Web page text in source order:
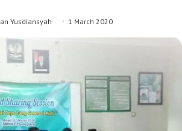
Yusdiansyah 1 March 2020